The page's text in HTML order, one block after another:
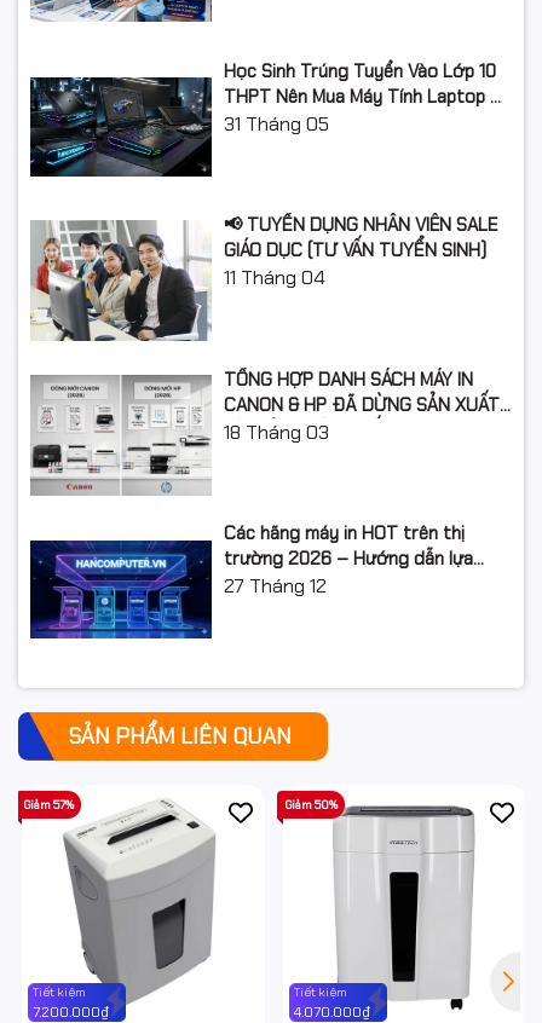
(mm)560*390*280
- Hộp bên trong (H*W*D)-(mm)540*464*350
Trọng lượng ~ 15.2 Kg
Xuất xứ Công nghệ Đức / Xuất xứ Trung Quốc
Học Sinh Trúng Tuyển Vào Lớp 10
THPT Nên Mua Máy Tính Laptop Gì
Năm Học 2026 - 2027?
31 Tháng 05
📢 TUYỂN DỤNG NHÂN VIÊN SALE
GIÁO DỤC (TƯ VẤN TUYỂN SINH)
11 Tháng 04
TỔNG HỢP DANH SÁCH MÁY IN
CANON & HP ĐÃ DỪNG SẢN XUẤT:
LỘ TRÌNH NÂNG CẤP 2026
18 Tháng 03
Các hãng máy in HOT trên thị
trường 2026 – Hướng dẫn lựa
chọn và so sánh chi tiết
27 Tháng 12
SẢN PHẨM LIÊN QUAN
Tiết kiệm
7.200.000₫
Giảm 57%
Tiết kiệm
4.070.000₫
Giảm 50%